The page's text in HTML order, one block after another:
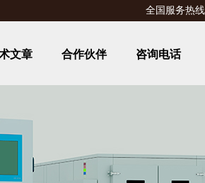
全国服务热
文章 合作伙伴 咨询电话